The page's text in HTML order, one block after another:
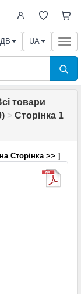
UA
товари
> Сторінка 1
Сторінка >> ]